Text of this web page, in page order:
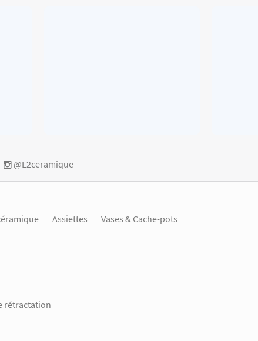
@L2ceramique
Assiettes
Vases & Cache-pots
rétractation